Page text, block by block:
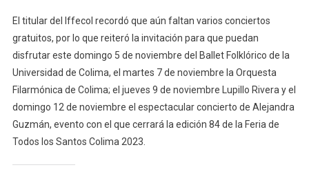
El titular del Iffecol recordó que aún faltan varios conciertos
gratuitos, por lo que reiteró la invitación para que puedan
disfrutar este domingo 5 de noviembre del Ballet Folklórico de la
Universidad de Colima, el martes 7 de noviembre la Orquesta
Filarmónica de Colima; el jueves 9 de noviembre Lupillo Rivera y el
domingo 12 de noviembre el espectacular concierto de Alejandra
Guzmán, evento con el que cerrará la edición 84 de la Feria de
Todos los Santos Colima 2023.